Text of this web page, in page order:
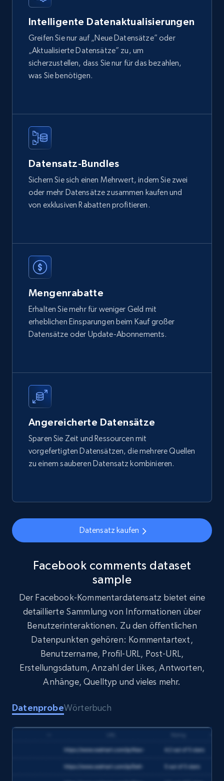
Facebook - Reels by profile URL
URL, Post id, User url, User username raw,
Content, Date posted, Hashtags, Num
comments, and more.
824+
Facebook Company Reviews
Company name, Company id, Company url, URL,
Review time, Recommends, Review content,
Social media
743+
Intelligente Datenaktualisierungen
Greifen Sie nur auf „Neue Datensätze” oder
„Aktualisierte Datensätze” zu, um
sicherzustellen, dass Sie nur für das bezahlen,
was Sie benötigen.
Datensatz-Bundles
Sichern Sie sich einen Mehrwert, indem Sie zwei
oder mehr Datensätze zusammen kaufen und
von exklusiven Rabatten profitieren.
Mengenrabatte
Erhalten Sie mehr für weniger Geld mit
erheblichen Einsparungen beim Kauf großer
Datensätze oder Update-Abonnements.
Angereicherte Datensätze
Sparen Sie Zeit und Ressourcen mit
vorgefertigten Datensätzen, die mehrere Quellen
zu einem sauberen Datensatz kombinieren.
Datensatz kaufen
Facebook comments dataset
sample
Der Facebook-Kommentardatensatz bietet eine
detaillierte Sammlung von Informationen über
Benutzerinteraktionen. Zu den öffentlichen
Datenpunkten gehören: Kommentartext,
Benutzername, Profil-URL, Post-URL,
Erstellungsdatum, Anzahl der Likes, Antworten,
Anhänge, Quelltyp und vieles mehr.
DatenprobeWörterbuch